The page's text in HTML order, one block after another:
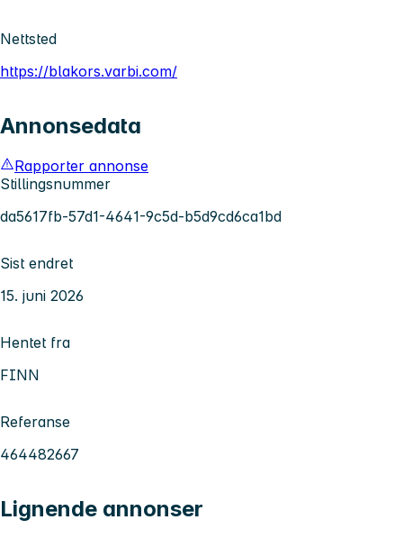
Nettsted
https://blakors.varbi.com/
Annonsedata
Rapporter annonse
Stillingsnummer
da5617fb-57d1-4641-9c5d-b5d9cd6ca1bd
Sist endret
15. juni 2026
Hentet fra
FINN
Referanse
464482667
Lignende annonser